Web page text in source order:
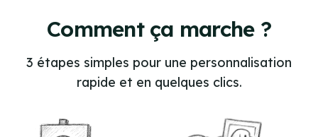
Comment ça marche ?
3 étapes simples pour une personnalisation
rapide et en quelques clics.